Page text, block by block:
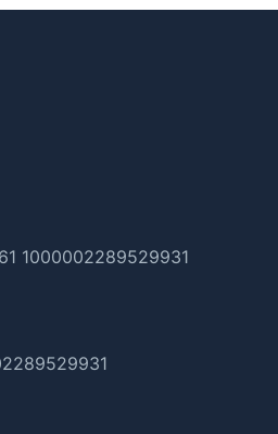
1000002289529931